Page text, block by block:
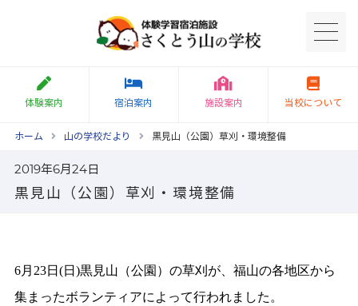
体験案内 宿泊案内 施設案内 当校について
ホーム 山の学校だより 黒見山（公園）草刈・環境整備
2019年6月24日
黒見山（公園）草刈・環境整備
6月 23日(日)黒見山（公園）の草刈が、福山の各地区から
集まったボランティアによって行われました。